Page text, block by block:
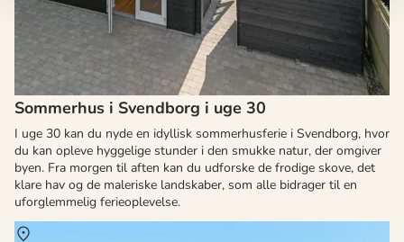
Sommerhus i Svendborg i uge 30
I uge 30 kan du nyde en idyllisk sommerhusferie i Svendborg, hvor
du kan opleve hyggelige stunder i den smukke natur, der omgiver
byen. Fra morgen til aften kan du udforske de frodige skove, det
klare hav og de maleriske landskaber, som alle bidrager til en
uforglemmelig ferieoplevelse.